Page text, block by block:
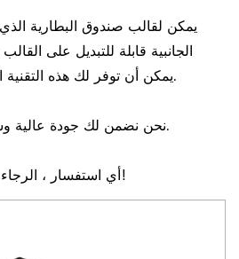
يمكن لقالب صندوق البطارية
الجانبية قابلة للتبديل على
يمكن أن توفر لك هذه التقنية الكثير من التكلفة والوقت.
نحن نضمن لك جودة عالية وسعر معقول وشحن سريع.
أي استفسار ، الرجاء ألا يترددوا في الاتصال بنا!